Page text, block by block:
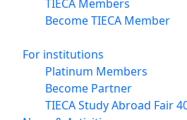
TIECA Members
Become TIECA Member
For institutions
Platinum Members
Become Partner
TIECA Study Abroad Fair